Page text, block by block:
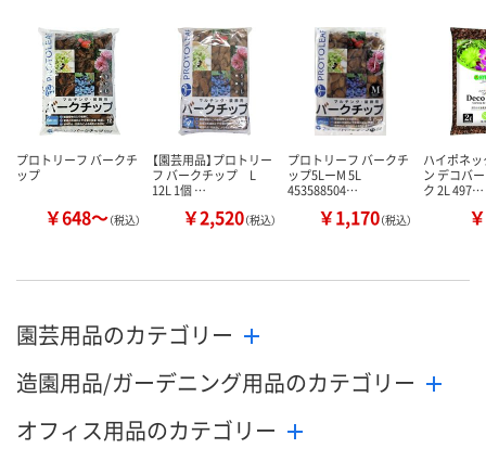
数量
カゴへ
数量
カゴへ カ
プロトリーフ バークチ
ップ
￥648～（税込）
【園芸用品】プロトリー
フ バークチップ L
12L 1個 …
￥2,520（税込）
プロトリーフ バークチ
ップ5LーM 5L
453588504…
￥1,170（税込）
ハイポネ
ン デコバ
ク 2L 497…
園芸用品のカテゴリー
造園用品/ガーデニング用品のカテゴリー
オフィス用品のカテゴリー